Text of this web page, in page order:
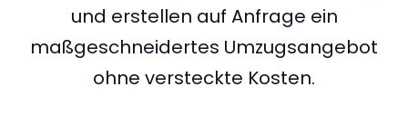
und erstellen auf Anfrage ein
maßgeschneidertes Umzugsangebot
ohne versteckte Kosten.